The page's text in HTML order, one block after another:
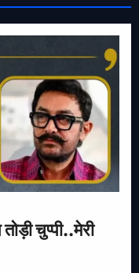
चुप्पी..मेरी